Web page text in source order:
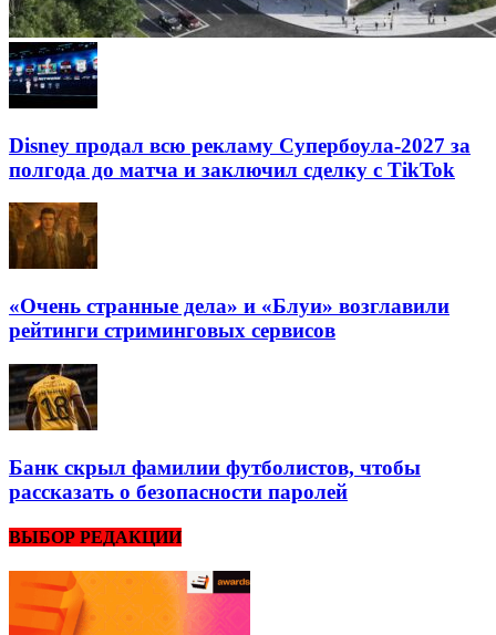
Disney продал всю рекламу Супербоула-2027 за
полгода до матча и заключил сделку с TikTok
«Очень странные дела» и «Блуи» возглавили
рейтинги стриминговых сервисов
Банк скрыл фамилии футболистов, чтобы
рассказать о безопасности паролей
ВЫБОР РЕДАКЦИИ